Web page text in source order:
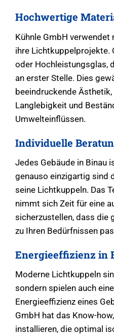
Hochwertige
Kühnle GmbH
ihre Lichtkuppelprojekte.
oder Hochleistungsglas,
an erster Stelle. Dies
beeindruckende
Langlebigkeit und
Umwelteinflüssen.
Individuelle
Jedes Gebäude in Binau
genauso einzigartig sind
seine Lichtkuppeln. Das
nimmt sich Zeit für eine
sicherzustellen, dass die
zu Ihren Bedürfnissen
Energieeffizienz in
Moderne Lichtkuppeln
sondern spielen auch
Energieeffizienz eines
GmbH hat das Know-
installieren, die optimal